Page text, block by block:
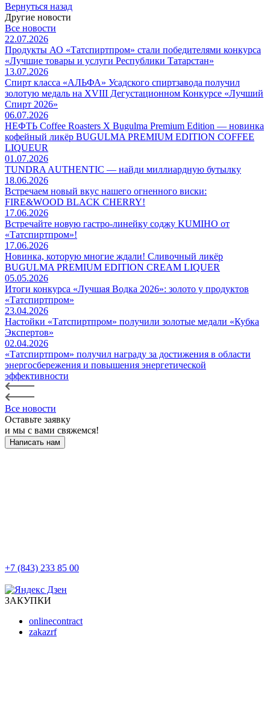
Вернуться назад
Другие новости
Все новости
22.07.2026
Продукты АО «Татспиртпром» стали победителями конкурса
«Лучшие товары и услуги Республики Татарстан»
13.07.2026
Спирт класса «АЛЬФА» Усадского спиртзавода получил
золотую медаль на XVIII Дегустационном Конкурсе «Лучший
Спирт 2026»
06.07.2026
НЕФТЬ Coffee Roasters Х Bugulma Premium Edition — новинка
кофейный ликёр BUGULMA PREMIUM EDITION COFFEE
LIQUEUR
01.07.2026
TUNDRA AUTHENTIC — найди миллиардную бутылку
18.06.2026
Встречаем новый вкус нашего огненного виски:
FIRE&WOOD BLACK CHERRY!
17.06.2026
Встречайте новую гастро-линейку соджу KUMIHO от
«Татспиртпром»!
17.06.2026
Новинка, которую многие ждали! Сливочный ликёр
BUGULMA PREMIUM EDITION CREAM LIQUER
05.05.2026
Итоги конкурса «Лучшая Водка 2026»: золото у продуктов
«Татспиртпром»
23.04.2026
Настойки «Татспиртпром» получили золотые медали «Кубка
Экспертов»
02.04.2026
«Татспиртпром» получил награду за достижения в области
энергосбережения и повышения энергетической
эффективности
Все новости
Оставьте заявку
и мы с вами свяжемся!
Написать нам
+7 (843) 233 85 00
ЗАКУПКИ
onlinecontract
zakazrf